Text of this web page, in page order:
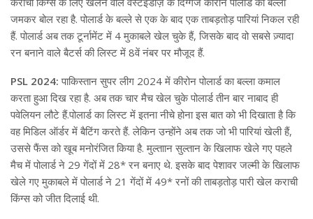
जमकर बोल रहा है. पोलार्ड के बल्ले से एक के बाद एक ताबड़तोड़ पारियां निकल रही
हैं. पोलार्ड अब तक टूर्नामेंट में 4 मुकाबले खेल चुके हैं, जिसके बाद वो सबसे ज़्यादा
रन बनाने वाले बैटर्स की लिस्ट में 8वें नंबर पर मौजूद हैं.
PSL 2024:पाकिस्तान सुपर लीग 2024 में कीरोन पोलार्ड का बल्ला कमाल
करता हुआ दिख रहा है. अब तक चार मैच खेल चुके पोलार्ड तीन बार नाबाद ही
पवेलियन लौटे हैं.पोलार्ड का लिस्ट में इतना नीचे होना इस बात को भी दिखाता है कि
वह मिडिल ऑर्डर में बैटिंग करते हैं. लेकिन उन्होंने अब तक जो भी पारियां खेली हैं,
उससे फैंस को खूब मनोरंजित किया है. मुल्ताान सुल्तान के खिलाफ खेले गए पहले
मैच में पोलार्ड ने 29 गेंदों में 28* रन बनाए थे. इसके बाद पेशावर जल्मी के खिलाफ
खेले गए मुकाबले में पोलार्ड ने 21 गेंदों में 49* रनों की ताबड़तोड़ पारी खेल कराची
किंग्स को जीत दिलाई थी.